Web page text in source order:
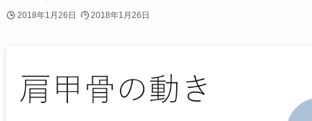
2018年1月26日 2018年1月26日